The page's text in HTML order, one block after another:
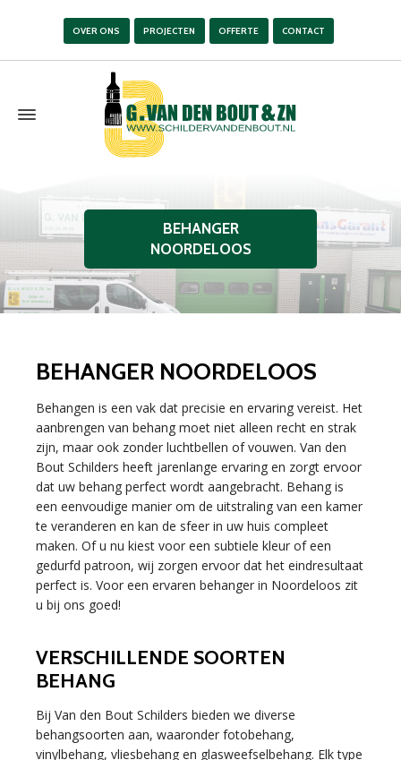
OVER ONS PROJECTEN OFFERTE CONTACT
BEHANGER
NOORDELOOS
BEHANGER NOORDELOOS
Behangen is een vak dat precisie en ervaring vereist. Het
aanbrengen van behang moet niet alleen recht en strak
zijn, maar ook zonder luchtbellen of vouwen. Van den
Bout Schilders heeft jarenlange ervaring en zorgt ervoor
dat uw behang perfect wordt aangebracht. Behang is
een eenvoudige manier om de uitstraling van een kamer
te veranderen en kan de sfeer in uw huis compleet
maken. Of u nu kiest voor een subtiele kleur of een
gedurfd patroon, wij zorgen ervoor dat het eindresultaat
perfect is. Voor een ervaren behanger in Noordeloos zit
u bij ons goed!
VERSCHILLENDE SOORTEN
BEHANG
Bij Van den Bout Schilders bieden we diverse
behangsoorten aan, waaronder fotobehang,
vinylbehang, vliesbehang en glasweefselbehang. Elk type